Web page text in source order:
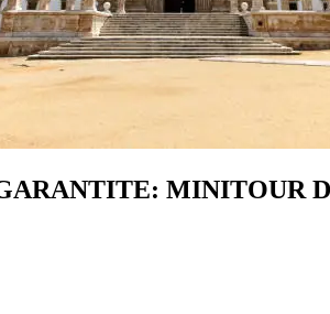
MINITOUR